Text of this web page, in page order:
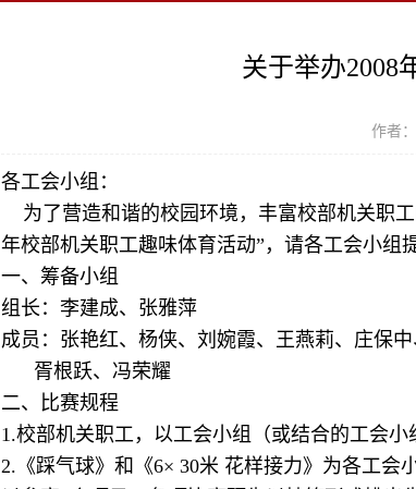
关于举办2008
作者
各工会小组：
为了营造和谐的校园环境，丰富校部机关职
年校部机关职工趣味体育活动”，请各工会小组
一、筹备小组
组长：李建成、张雅萍
成员：张艳红、杨侠、刘婉霞、王燕莉、庄保中
胥根跃、冯荣耀
二、比赛规程
1.校部机关职工，以工会小组（或结合的工会小
2.《踩气球》和《6× 30米 花样接力》为各工